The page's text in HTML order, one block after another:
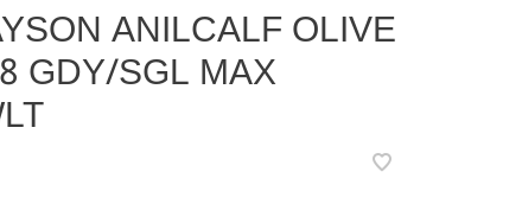
ANILCALF OLIVE
GDY/SGL MAX